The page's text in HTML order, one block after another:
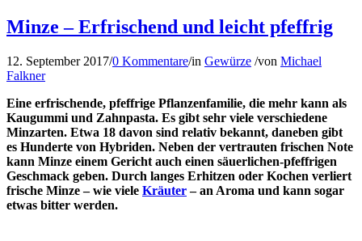
Minze – Erfrischend und leicht pfeffrig
12. September 2017/0 Kommentare/in Gewürze /von Michael
Falkner
Eine erfrischende, pfeffrige Pflanzenfamilie, die mehr kann als
Kaugummi und Zahnpasta. Es gibt sehr viele verschiedene
Minzarten. Etwa 18 davon sind relativ bekannt, daneben gibt
es Hunderte von Hybriden. Neben der vertrauten frischen Note
kann Minze einem Gericht auch einen säuerlichen-pfeffrigen
Geschmack geben. Durch langes Erhitzen oder Kochen verliert
frische Minze – wie viele Kräuter– an Aroma und kann sogar
etwas bitter werden.